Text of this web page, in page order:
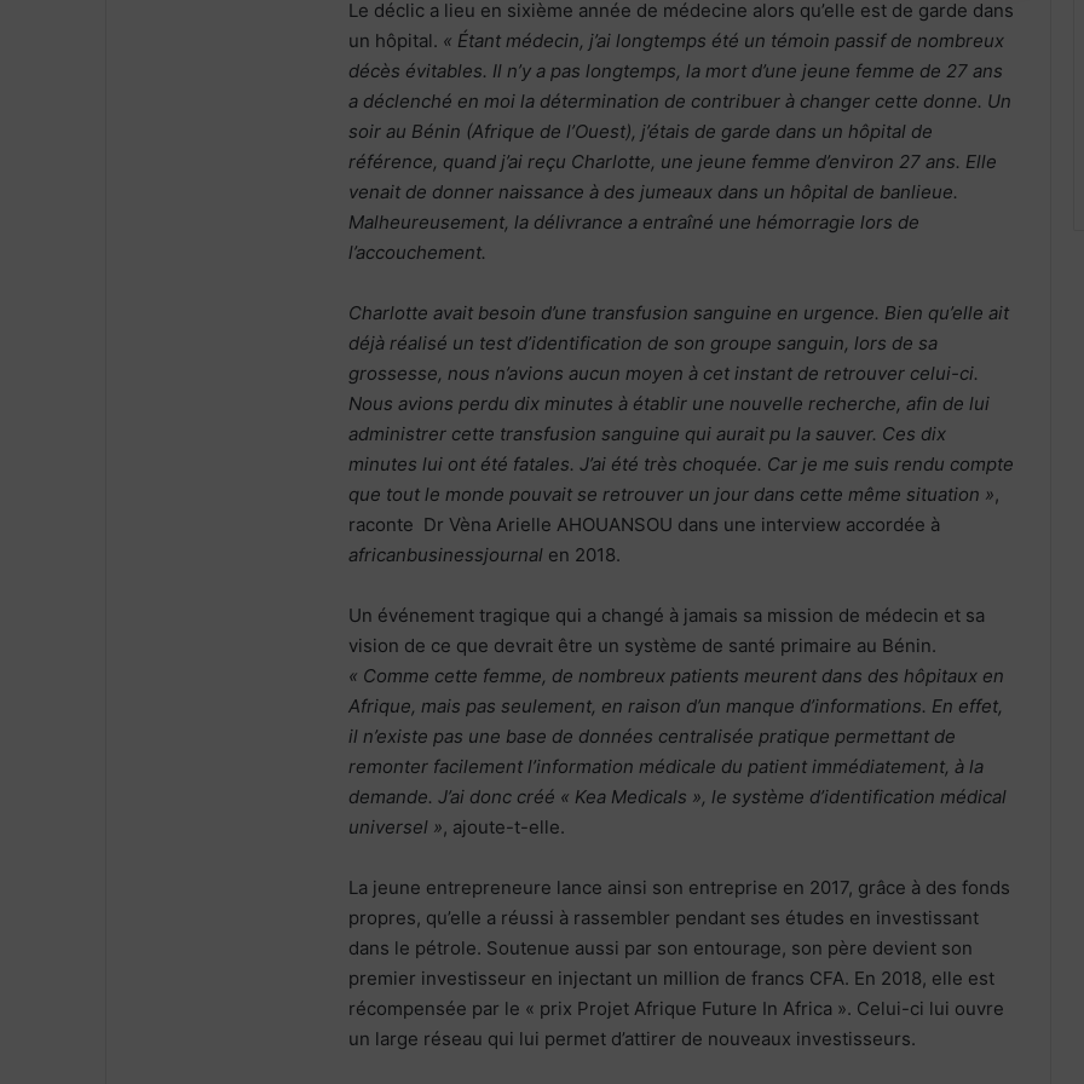
Le déclic a lieu en sixième année de médecine alors qu’elle est de garde dans
un hôpital. « Étant médecin, j’ai longtemps été un témoin passif de nombreux
décès évitables. Il n’y a pas longtemps, la mort d’une jeune femme de 27 ans
a déclenché en moi la détermination de contribuer à changer cette donne. Un
soir au Bénin (Afrique de l’Ouest), j’étais de garde dans un hôpital de
référence, quand j’ai reçu Charlotte, une jeune femme d’environ 27 ans. Elle
venait de donner naissance à des jumeaux dans un hôpital de banlieue.
Malheureusement, la délivrance a entraîné une hémorragie lors de
l’accouchement.
Charlotte avait besoin d’une transfusion sanguine en urgence. Bien qu’elle ait
déjà réalisé un test d’identification de son groupe sanguin, lors de sa
grossesse, nous n’avions aucun moyen à cet instant de retrouver celui-ci.
Nous avions perdu dix minutes à établir une nouvelle recherche, afin de lui
administrer cette transfusion sanguine qui aurait pu la sauver. Ces dix
minutes lui ont été fatales. J’ai été très choquée. Car je me suis rendu compte
que tout le monde pouvait se retrouver un jour dans cette même situation »,
raconte Dr Vèna Arielle AHOUANSOU dans une interview accordée à
africanbusinessjournal en 2018.
Un événement tragique qui a changé à jamais sa mission de médecin et sa
vision de ce que devrait être un système de santé primaire au Bénin.
« Comme cette femme, de nombreux patients meurent dans des hôpitaux en
Afrique, mais pas seulement, en raison d’un manque d’informations. En effet,
il n’existe pas une base de données centralisée pratique permettant de
remonter facilement l’information médicale du patient immédiatement, à la
demande. J’ai donc créé « Kea Medicals », le système d’identification médical
universel », ajoute-t-elle.
La jeune entrepreneure lance ainsi son entreprise en 2017, grâce à des fonds
propres, qu’elle a réussi à rassembler pendant ses études en investissant
dans le pétrole. Soutenue aussi par son entourage, son père devient son
premier investisseur en injectant un million de francs CFA. En 2018, elle est
récompensée par le « prix Projet Afrique Future In Africa ». Celui-ci lui ouvre
un large réseau qui lui permet d’attirer de nouveaux investisseurs.